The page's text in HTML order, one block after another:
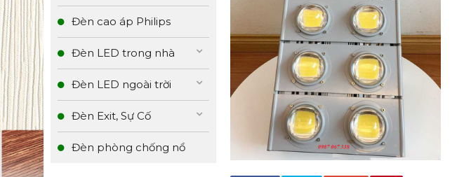
Đèn cao áp Philips
Đèn LED trong nhà
Đèn LED ngoài trời
Đèn Exit, Sự Cố
Đèn phòng chống nổ